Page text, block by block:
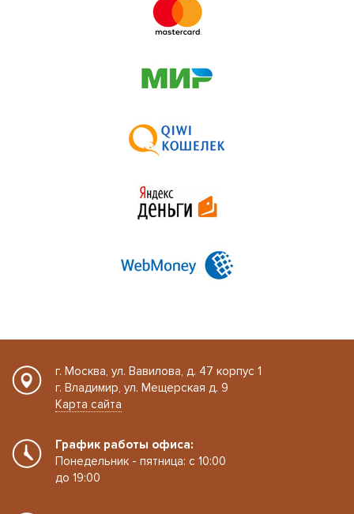
г. Москва, ул. Вавилова, д. 47 корпус 1
г. Владимир, ул. Мещерская д. 9
Карта сайта
График работы офиса:
Понедельник - пятница: с 10:00
до 19:00